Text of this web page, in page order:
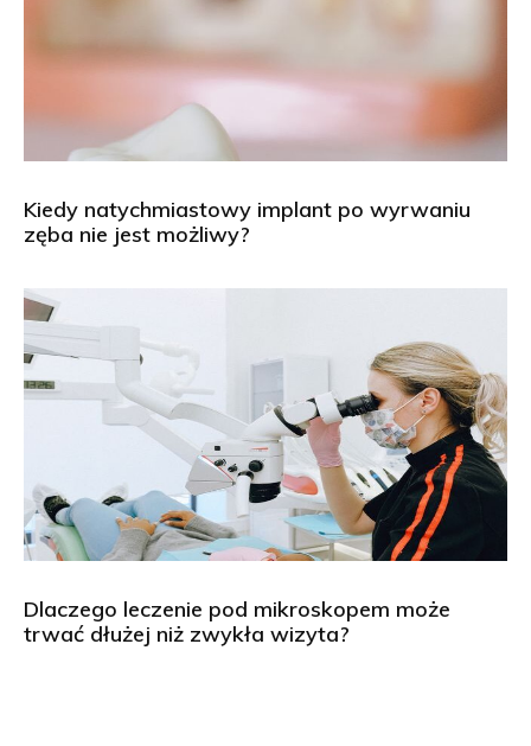
Kiedy natychmiastowy implant po wyrwaniu
zęba nie jest możliwy?
Dlaczego leczenie pod mikroskopem może
trwać dłużej niż zwykła wizyta?